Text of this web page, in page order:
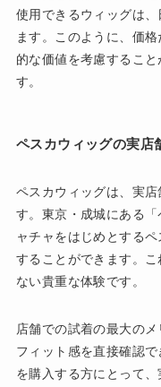
使用できるウィッグは
ます。このように、価
的な価値を考慮するこ
す。
ペスカウィッグの実店
ペスカウィッグは、実
す。東京・成城にある
ャチャをはじめとする
することができます。
ない貴重な体験です。
店舗での試着の最大の
フィット感を直接確認
を購入する方にとって